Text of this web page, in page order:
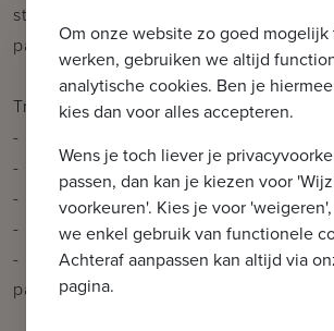
staanplaats/carport op de private
parking.
Troeven:
- Uitstekende zichtbaarheid met AAA
- Centrale, maar rustige ligging in
- Kleinschalige en hoogwaardige
- Lichtrijke handelsruimte met zonnige
- Private bovengrondse parking +
parkeermogelijkheden in de straat
Om onze website zo goed mogelijk
werken, gebruiken we altijd
analytische cookies. Ben je
kies dan voor alles accepteren.
Wens je toch liever je
passen, dan kan je kiezen voor
voorkeuren'. Kies je voor
we enkel gebruik van functionele
Achteraf aanpassen kan altijd via
pagina.